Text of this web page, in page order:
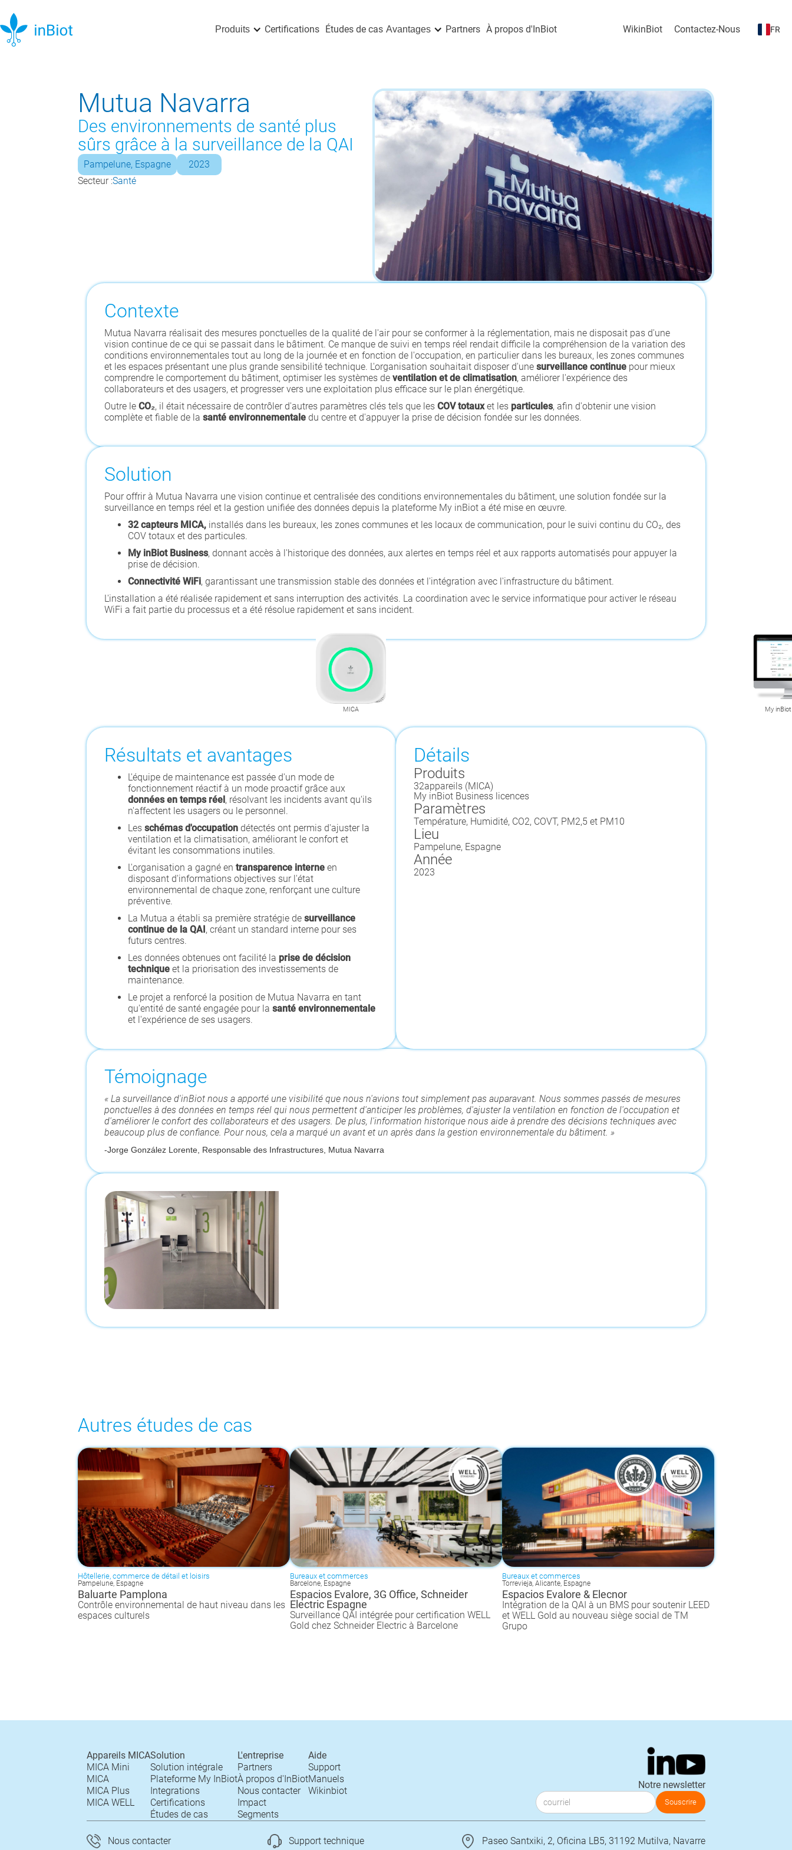
Produits Certifications Études de cas Avantages Partners À propos d'InBiot WikinBiot Contactez-Nous FR
Mutua Navarra
Des environnements de santé plus
sûrs grâce à la surveillance de la QAI
Pampelune, Espagne
2023
Secteur :Santé
Contexte
Mutua Navarra réalisait des mesures ponctuelles de la qualité de l'air pour se conformer à la réglementation, mais ne disposait pas d'une
vision continue de ce qui se passait dans le bâtiment. Ce manque de suivi en temps réel rendait difficile la compréhension de la variation des
conditions environnementales tout au long de la journée et en fonction de l'occupation, en particulier dans les bureaux, les zones communes
et les espaces présentant une plus grande sensibilité technique. L'organisation souhaitait disposer d'une surveillance continue pour mieux
comprendre le comportement du bâtiment, optimiser les systèmes de ventilation et de climatisation, améliorer l'expérience des
collaborateurs et des usagers, et progresser vers une exploitation plus efficace sur le plan énergétique.
Outre le CO₂, il était nécessaire de contrôler d'autres paramètres clés tels que les COV totauxet les particules, afin d'obtenir une vision
complète et fiable de la santé environnementale du centre et d'appuyer la prise de décision fondée sur les données.
Solution
Pour offrir à Mutua Navarra une vision continue et centralisée des conditions environnementales du bâtiment, une solution fondée sur la
surveillance en temps réel et la gestion unifiée des données depuis la plateforme My inBiot a été mise en œuvre.
32 capteurs MICA, installés dans les bureaux, les zones communes et les locaux de communication, pour le suivi continu du CO₂, des
COV totaux et des particules.
My inBiot Business, donnant accès à l'historique des données, aux alertes en temps réel et aux rapports automatisés pour appuyer la
prise de décision.
Connectivité WiFi, garantissant une transmission stable des données et l'intégration avec l'infrastructure du bâtiment.
L'installation a été réalisée rapidement et sans interruption des activités. La coordination avec le service informatique pour activer le réseau
WiFi a fait partie du processus et a été résolue rapidement et sans incident.
MICA My
Résultats et avantages
L'équipe de maintenance est passée d'un mode de
fonctionnement réactif à un mode proactif grâce aux
données en temps réel, résolvant les incidents avant qu'ils
n'affectent les usagers ou le personnel.
Les schémas d'occupation détectés ont permis d'ajuster la
ventilation et la climatisation, améliorant le confort et
évitant les consommations inutiles.
L'organisation a gagné en transparence interne en
disposant d'informations objectives sur l'état
environnemental de chaque zone, renforçant une culture
préventive.
La Mutua a établi sa première stratégie de surveillance
continue de la QAI, créant un standard interne pour ses
futurs centres.
Les données obtenues ont facilité la prise de décision
technique et la priorisation des investissements de
maintenance.
Le projet a renforcé la position de Mutua Navarra en tant
qu'entité de santé engagée pour la santé environnementale
et l'expérience de ses usagers.
Détails
Produits
32appareils (MICA)
My inBiot Business licences
Paramètres
Température, Humidité, CO2, COVT, PM2,5 et PM10
Lieu
Pampelune, Espagne
Année
2023
Témoignage
« La surveillance d'inBiot nous a apporté une visibilité que nous n'avions tout simplement pas auparavant. Nous sommes passés de mesures
ponctuelles à des données en temps réel qui nous permettent d'anticiper les problèmes, d'ajuster la ventilation en fonction de l'occupation et
d'améliorer le confort des collaborateurs et des usagers. De plus, l'information historique nous aide à prendre des décisions techniques avec
beaucoup plus de confiance. Pour nous, cela a marqué un avant et un après dans la gestion environnementale du bâtiment. »
-Jorge González Lorente, Responsable des Infrastructures, Mutua Navarra
Autres études de cas
Hôtellerie, commerce de détail et loisirs
Pampelune, Espagne
Baluarte Pamplona
Contrôle environnemental de haut niveau dans les
espaces culturels
Bureaux et commerces
Barcelone, Espagne
Espacios Evalore, 3G Office, Schneider
Electric Espagne
Surveillance QAI intégrée pour certification WELL
Gold chez Schneider Electric à Barcelone
Bureaux et commerces
Torrevieja, Alicante, Espagne
Espacios Evalore & Elecnor
Intégration de la QAI à un BMS pour soutenir LEED
et WELL Gold au nouveau siège social de TM
Grupo
Appareils MICA
MICA Mini
MICA
MICA Plus
MICA WELL
Solution
Solution intégrale
Plateforme My InBiot
Integrations
Certifications
Études de cas
L'entreprise
Partners
À propos d'InBiot
Nous contacter
Impact
Segments
Aide
Support
Manuels
Wikinbiot
Notre newsletter
Nous contacter Support technique Paseo Santxiki, 2, Oficina LB5, 31192 Mutilva, Navarre